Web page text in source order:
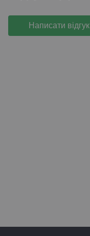
Написати відгук